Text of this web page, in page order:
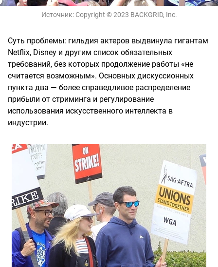
Источник: Copyright © 2023 BACKGRID, Inc.
Суть проблемы: гильдия актеров выдвинула гигантам
Netflix, Disney и другим список обязательных
требований, без которых продолжение работы «не
считается возможным». Основных дискуссионных
пункта два — более справедливое распределение
прибыли от стриминга и регулирование
использования искусственного интеллекта в
индустрии.